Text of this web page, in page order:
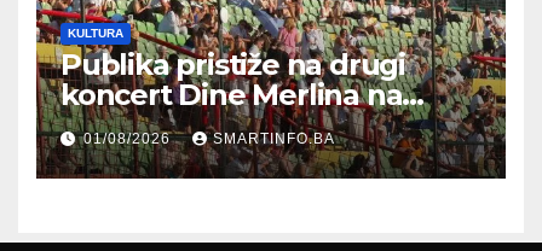
KULTURA
Publika pristiže na drugi
koncert Dine Merlina na
Koševu
01/08/2026 SMARTINFO.BA